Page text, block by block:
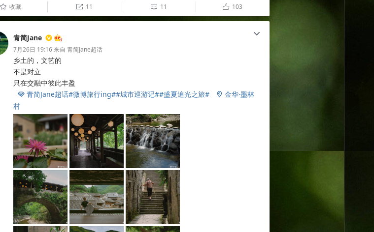
û 收藏  11  11 ñ 103
c
青简Jane
7月26日 19:16来自 青简Jane超话
乡土的，文艺的
不是对立
只在交融中彼此丰盈
 青简Jane超话#微博旅行ing##城市巡游记##盛夏追光之旅# 2 金华·墨林
村